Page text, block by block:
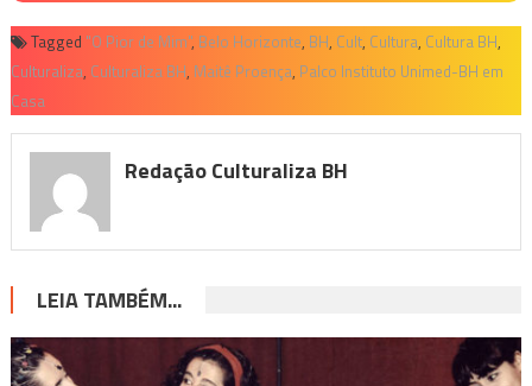
Tagged "O Pior de Mim", Belo Horizonte, BH, Cult, Cultura, Cultura BH,
Culturaliza, Culturaliza BH, Maitê Proença, Palco Instituto Unimed-BH em
Casa
Redação Culturaliza BH
LEIA TAMBÉM...